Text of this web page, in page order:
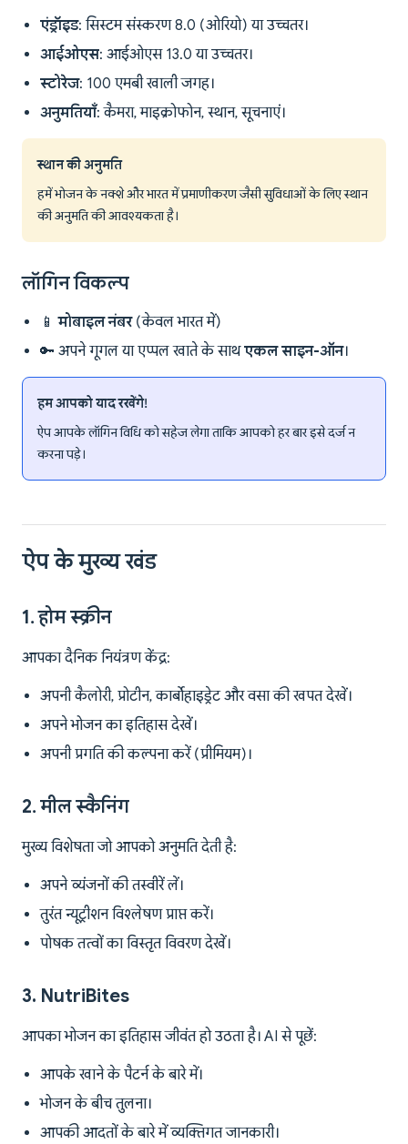
एंड्रॉइड: सिस्टम संस्करण 8.0 (ओरियो) या उच्चतर।
आईओएस: आईओएस 13.0 या उच्चतर।
स्टोरेज: 100 एमबी खाली जगह।
अनुमतियाँ: कैमरा, माइक्रोफोन, स्थान, सूचनाएं।
स्थान की अनुमति
हमें भोजन के नक्शे और भारत में प्रमाणीकरण जैसी सुविधाओं के लिए स्थान
की अनुमति की आवश्यकता है।
लॉगिन विकल्प
📱मोबाइल नंबर(केवल भारत में)
🔑 अपने गूगल या एप्पल खाते के साथएकल साइन-ऑन।
हम आपको याद रखेंगे!
ऐप आपके लॉगिन विधि को सहेज लेगा ताकि आपको हर बार इसे दर्ज न
करना पड़े।
ऐप के मुख्य खंड
1. होम स्क्रीन
आपका दैनिक नियंत्रण केंद्र:
अपनी कैलोरी, प्रोटीन, कार्बोहाइड्रेट और वसा की खपत देखें।
अपने भोजन का इतिहास देखें।
अपनी प्रगति की कल्पना करें (प्रीमियम)।
2. मील स्कैनिंग
मुख्य विशेषता जो आपको अनुमति देती है:
अपने व्यंजनों की तस्वीरें लें।
तुरंत न्यूट्रीशन विश्लेषण प्राप्त करें।
पोषक तत्वों का विस्तृत विवरण देखें।
3. NutriBites
आपका भोजन का इतिहास जीवंत हो उठता है। AI से पूछें:
आपके खाने के पैटर्न के बारे में।
भोजन के बीच तुलना।
आपकी आदतों के बारे में व्यक्तिगत जानकारी।